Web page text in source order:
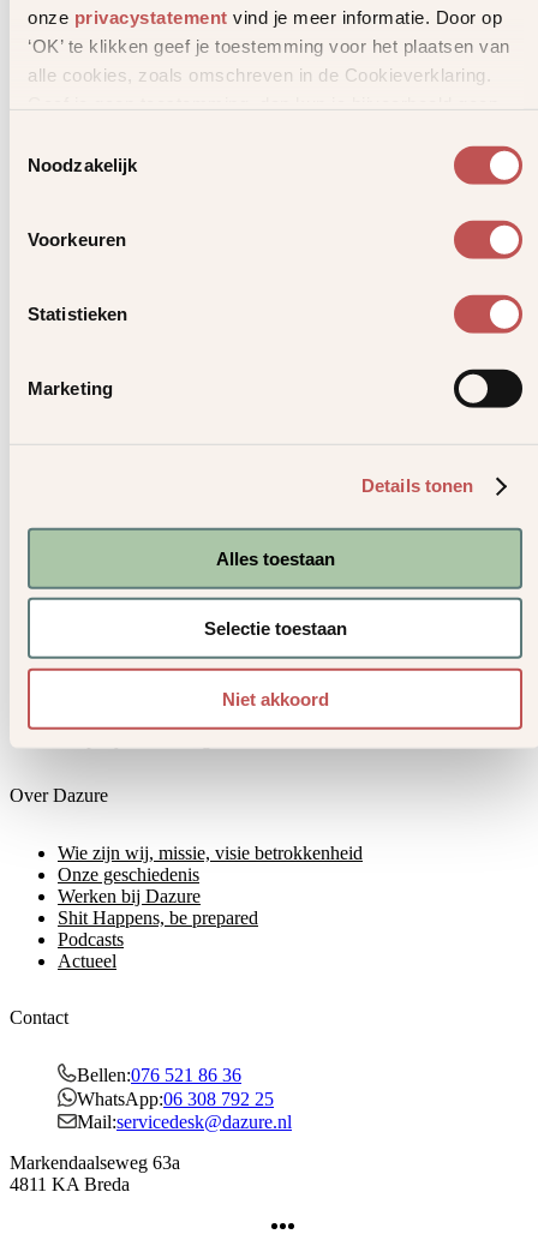
onze privacystatement vind je meer informatie. Door op
‘OK’ te klikken geef je toestemming voor het plaatsen van
alle cookies, zoals omschreven in de Cookieverklaring.
Noodzakelijk
Voorkeuren
Statistieken
Marketing
Details tonen
Alles toestaan
Selectie toestaan
Niet akkoord
eventuele dekking die in de tussentijd al is ingegaan kan naar rato
worden verrekend
na de herroeping wordt de verzekering als nooit afgesloten
als de herroeping is verwerkt, en je wilt alsnog deze verzekering, dan
doen
overlijdensrisicoverzekering? Neem dan contact op met je adviseur.
Meest voorkomende wijzigingen
Contact met Dazure
Veelgestelde vragen
Informatie versturen naar Dazure
Over Dazure
Wie zijn wij, missie, visie betrokkenheid
Onze geschiedenis
Werken bij Dazure
Shit Happens, be prepared
Podcasts
Actueel
Contact
Bellen:076 521 86 36
WhatsApp:06 308 792 25
Mail:servicedesk@dazure.nl
Markendaalseweg 63a
4811 KA Breda